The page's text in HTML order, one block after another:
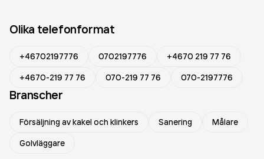
Olika telefonformat
+46702197776 0702197776
+4670 219 77 76
+4670-219 77 76
070-219 77 76 070-2197776
Branscher
Försäljning av kakel och klinkers Sanering
Målare
Golvläggare